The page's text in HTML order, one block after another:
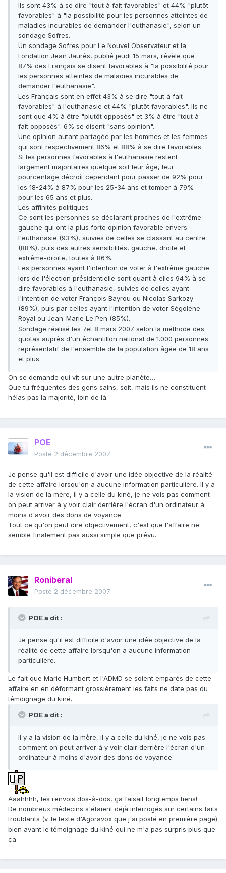
Ils sont 43% à se dire "tout à fait favorables" et 44% "plutôt
favorables" à "la possibilité pour les personnes atteintes de
maladies incurables de demander l'euthanasie", selon un
sondage Sofres.
Un sondage Sofres pour Le Nouvel Observateur et la
Fondation Jean Jaurès, publié jeudi 15 mars, révèle que
87% des Français se disent favorables à "la possibilité pour
les personnes atteintes de maladies incurables de
demander l'euthanasie".
Les Français sont en effet 43% à se dire "tout à fait
favorables" à l'euthanasie et 44% "plutôt favorables". Ils ne
sont que 4% à être "plutôt opposés" et 3% à être "tout à
fait opposés". 6% se disent "sans opinion".
Une opinion autant partagée par les hommes et les femmes
qui sont respectivement 86% et 88% à se dire favorables.
Si les personnes favorables à l'euthanasie restent
largement majoritaires quelque soit leur âge, leur
pourcentage décroît cependant pour passer de 92% pour
les 18-24% à 87% pour les 25-34 ans et tomber à 79%
pour les 65 ans et plus.
Les affinités politiques
Ce sont les personnes se déclarant proches de l'extrême
gauche qui ont la plus forte opinion favorable envers
l'euthanasie (93%), suivies de celles se classant au centre
(88%), puis des autres sensibilités, gauche, droite et
extrême-droite, toutes à 86%.
Les personnes ayant l'intention de voter à l'extrême gauche
lors de l'élection présidentielle sont quant à elles 94% à se
dire favorables à l'euthanasie, suivies de celles ayant
l'intention de voter François Bayrou ou Nicolas Sarkozy
(89%), puis par celles ayant l'intention de voter Ségolène
Royal ou Jean-Marie Le Pen (85%).
Sondage réalisé les 7et 8 mars 2007 selon la méthode des
quotas auprès d'un échantillon national de 1.000 personnes
représentatif de l'ensemble de la population âgée de 18 ans
et plus.
On se demande qui vit sur une autre planète…
Que tu fréquentes des gens sains, soit, mais ils ne constituent
hélas pas la majorité, loin de là.
POE
Posté 2 décembre 2007
Je pense qu'il est difficile d'avoir une idée objective de la réalité
de cette affaire lorsqu'on a aucune information particulière. Il y a
la vision de la mère, il y a celle du kiné, je ne vois pas comment
on peut arriver à y voir clair derrière l'écran d'un ordinateur à
moins d'avoir des dons de voyance.
Tout ce qu'on peut dire objectivement, c'est que l'affaire ne
semble finalement pas aussi simple que prévu.
Roniberal
Posté 2 décembre 2007
POE a dit :
Je pense qu'il est difficile d'avoir une idée objective de la
réalité de cette affaire lorsqu'on a aucune information
particulière.
Le fait que Marie Humbert et l'ADMD se soient emparés de cette
affaire en en déformant grossièrement les faits ne date pas du
témoignage du kiné.
POE a dit :
Il y a la vision de la mère, il y a celle du kiné, je ne vois pas
comment on peut arriver à y voir clair derrière l'écran d'un
ordinateur à moins d'avoir des dons de voyance.
Aaahhhh, les renvois dos-à-dos, ça faisait longtemps tiens!
De nombreux médecins s'étaient déjà interrogés sur certains faits
troublants (v. le texte d'Agoravox que j'ai posté en première page)
bien avant le témoignage du kiné qui ne m'a pas surpris plus que
ça.